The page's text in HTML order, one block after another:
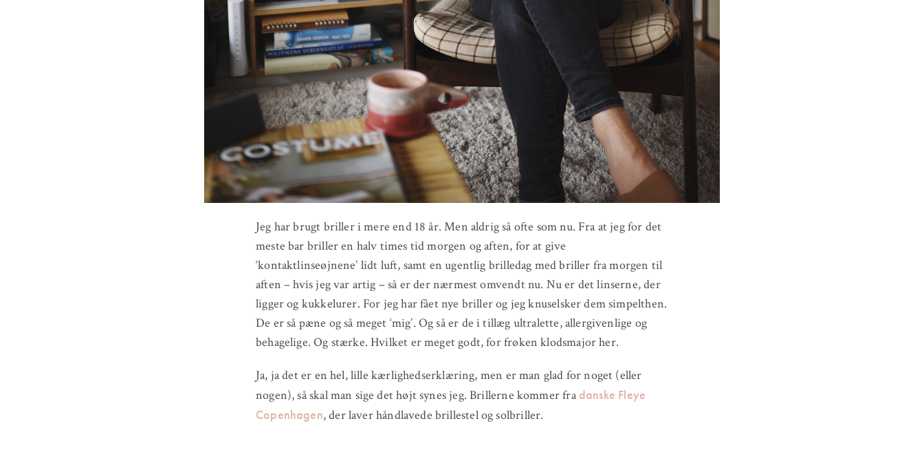
Jeg har brugt briller i mere end 18 år. Men aldrig så ofte som nu. Fra at jeg for det
meste bar briller en halv times tid morgen og aften, for at give
‘kontaktlinseøjnene’ lidt luft, samt en ugentlig brilledag med briller fra morgen til
aften – hvis jeg var artig – så er der nærmest omvendt nu. Nu er det linserne, der
ligger og kukkelurer. For jeg har fået nye briller og jeg knuselsker dem simpelthen.
De er så pæne og så meget ‘mig’. Og så er de i tillæg ultralette, allergivenlige og
behagelige. Og stærke. Hvilket er meget godt, for frøken klodsmajor her.
Ja, ja det er en hel, lille kærlighedserklæring, men er man glad for noget (eller
nogen), så skal man sige det højt synes jeg. Brillerne kommer fradanske Fleye
Copenhagen, der laver håndlavede brillestel og solbriller.